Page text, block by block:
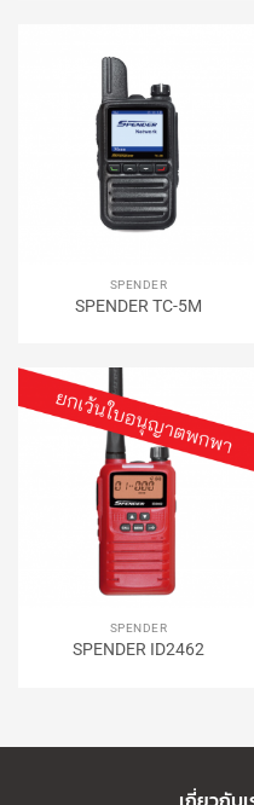
SPENDER
SPENDER TC-5M
SPENDER
SPENDER ID2462